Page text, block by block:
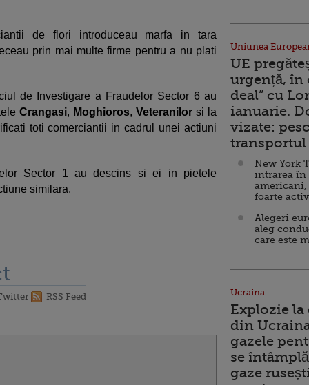
de flori introduceau marfa in tara
prin mai multe firme pentru a nu plati
de Investigare a Fraudelor Sector 6 au
Crangasi, Moghioros, Veteranilor si la
toti comerciantii in cadrul unei actiuni
Sector 1 au descins si ei in pietele
similara.
RSS Feed
Uniunea
UE
urgență, în
deal” cu
ianuarie.
vizate:
transportul
New York
intrarea în
foarte
Alegeri
aleg
care este
Ucraina
Explozie
din
gazele
se
gaze